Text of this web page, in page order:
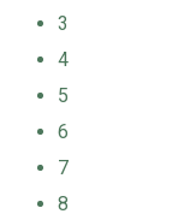
3
4
5
6
7
8